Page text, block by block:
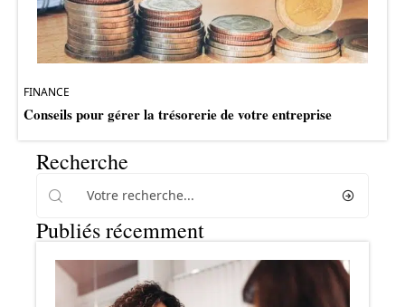
FINANCE
Conseils pour gérer la trésorerie de votre entreprise
Recherche
Publiés récemment